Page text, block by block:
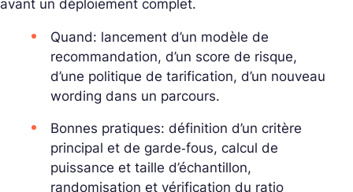
avant un déploiement complet.
Quand: lancement d’un modèle de
recommandation, d’un score de risque,
d’une politique de tarification, d’un nouveau
wording dans un parcours.
Bonnes pratiques: définition d’un critère
principal et de garde‑fous, calcul de
puissance et taille d’échantillon,
randomisation et vérification du ratio